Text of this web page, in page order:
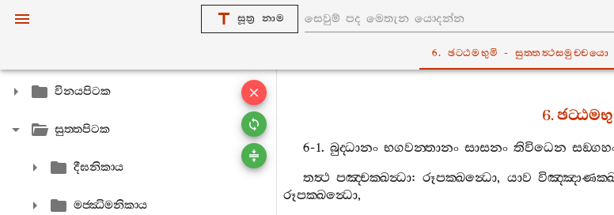
සූත්‍ර නාම
6. ඡට‍්ඨමභුමි - සුත‍්තත්‍ථසමුච‍්චයො
විනයපිටක
සුත‍්තපිටක
දීඝනිකාය
මජ‍්ඣිමනිකාය
6.
6-1. බුද‍්ධානං භගවන‍්තානං සාසනං තිවිධෙන
තත්‍ථ පඤ‍්චක‍්ඛන්‍ධා:රූපක‍්ඛන්‍ධො, යාව
රූපක‍්ඛන්‍ධො,